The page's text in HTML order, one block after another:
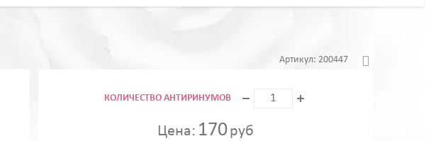
Артикул: 200447
КОЛИЧЕСТВО АНТИРИНУМОВ
Цена: 170руб
